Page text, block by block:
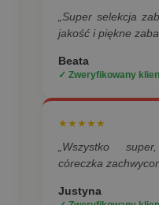
„Super selekcja
jakość i piękne
Beata
✓ Zweryfikowany
★★★★★
„Wszystko
córeczka
Justyna